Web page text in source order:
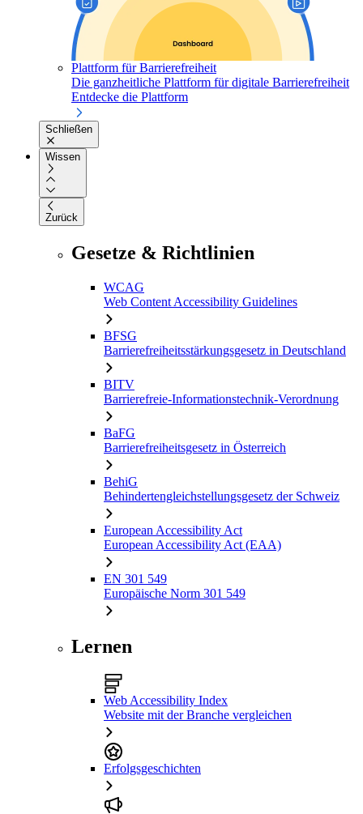
Plattform für Barrierefreiheit
Die ganzheitliche Plattform für digitale Barrierefreiheit
Entdecke die Plattform
Schließen
Wissen
Zurück
Gesetze & Richtlinien
WCAG
Web Content Accessibility Guidelines
BFSG
Barrierefreiheitsstärkungsgesetz in Deutschland
BITV
Barrierefreie-Informationstechnik-Verordnung
BaFG
Barrierefreiheitsgesetz in Österreich
BehiG
Behindertengleichstellungsgesetz der Schweiz
European Accessibility Act
European Accessibility Act (EAA)
EN 301 549
Europäische Norm 301 549
Lernen
Web Accessibility Index
Website mit der Branche vergleichen
Erfolgsgeschichten